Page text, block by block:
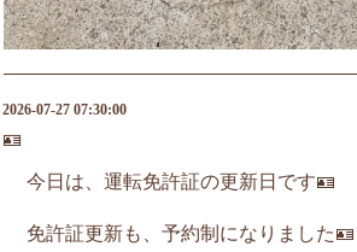
2026-07-27 07:30:00
🪪
今日は、運転免許証の更新日です🪪
免許証更新も、予約制になりました🪪